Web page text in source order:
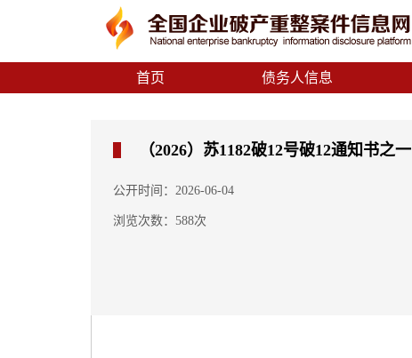
首页 债务人信息
（2026）苏1182破12号破12通知书之一
公开时间：2026-06-04
浏览次数：588次